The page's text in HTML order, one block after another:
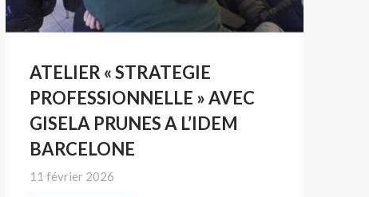
ATELIER « STRATEGIE
PROFESSIONNELLE » AVEC
GISELA PRUNES A L’IDEM
BARCELONE
11 février 2026